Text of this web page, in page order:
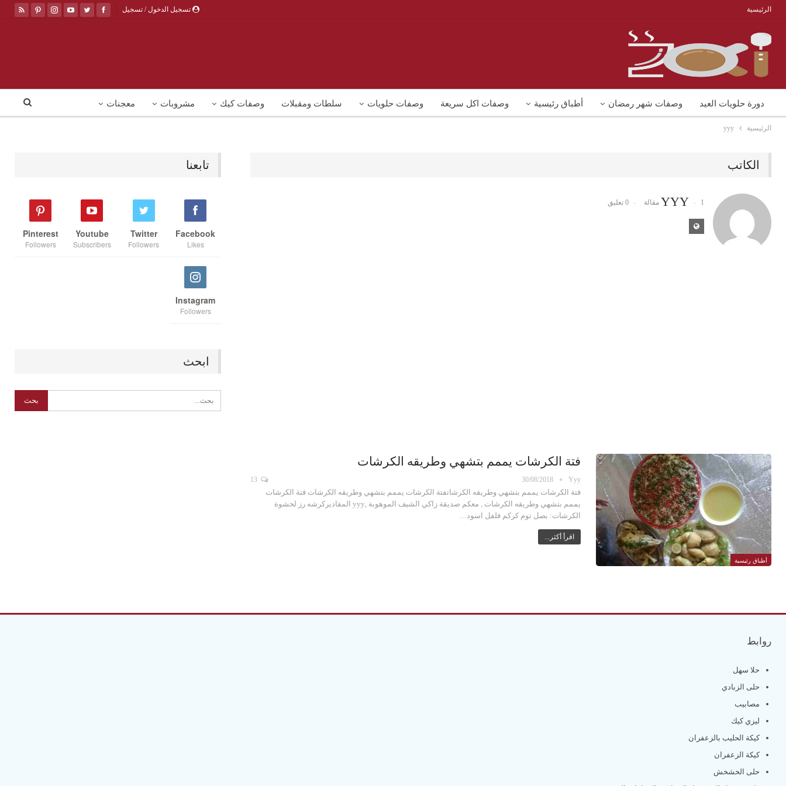
تسجيل الدخول / تسجيل الرئيسية
دورة حلويات العيد وصفات شهر رمضان أطباق رئيسية وصفات اكل سريعة وصفات حلويات سلطات ومقبلات وصفات كيك مشروبات معجنات
منوعات
الرئيسية yyy
الكاتب
YYY 1 مقالة 0 تعليق
أطباق رئيسية
فتة الكرشات يممم بتشهي وطريقه الكرشات
Yyy
30/08/2018
فتة الكرشات يممم بتشهي وطريقه الكرشاتفتة الكرشات يممم بتشهي وطريقه الكرشات فتة الكرشات
يممم بتشهي وطريقه الكرشات , معكم صديقة زاكي الشيف الموهوبة ,yyy المقاديركرشه رز لحشوة
الكرشات: بصل توم كركم فلفل اسود…
اقرأ أكثر...
تابعنا
Facebook
Likes
Twitter
Followers
Youtube
Subscribers
Pinterest
Followers
Instagram
Followers
ابحث
روابط
حلا سهل
حلى الزبادي
مصابيب
ليزي كيك
كيكة الحليب بالزعفران
كيكة الزعفران
حلى الخشخش